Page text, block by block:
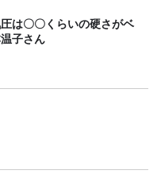
は〇〇くらいの硬さがベ
子さん